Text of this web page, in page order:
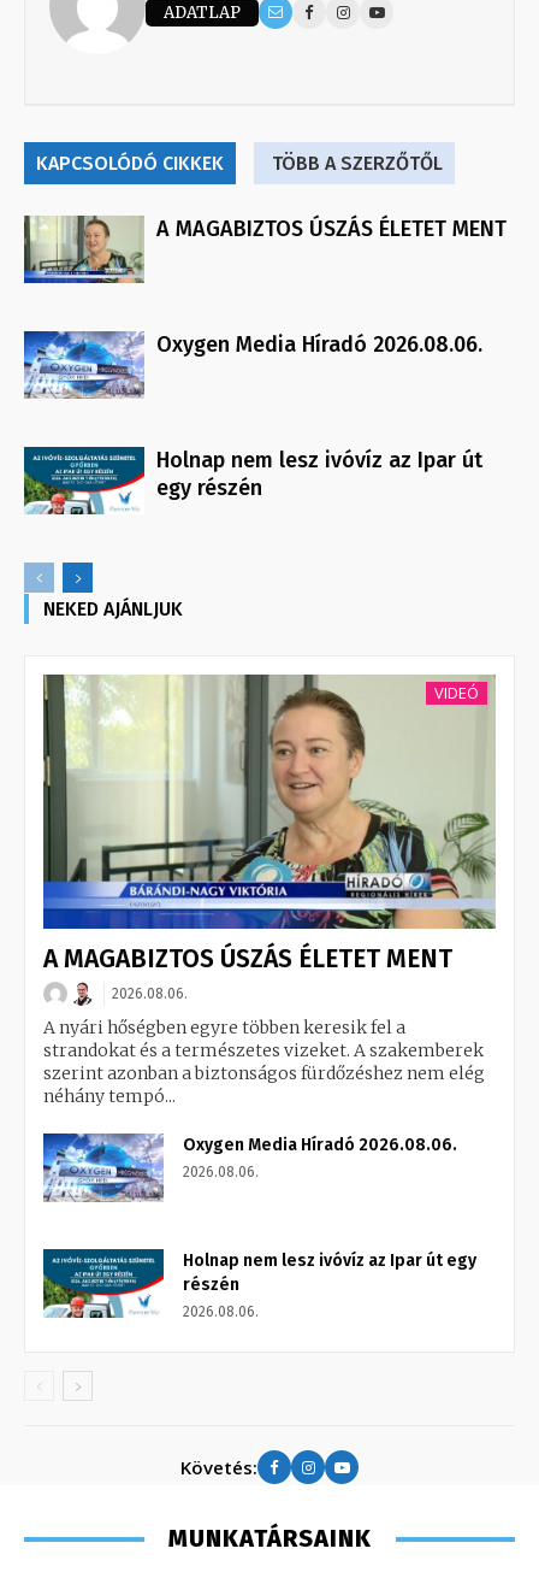
ADATLAP
KAPCSOLÓDÓ CIKKEK TÖBB A SZERZŐTŐL
A MAGABIZTOS ÚSZÁS ÉLETET MENT
Oxygen Media Híradó 2026.08.06.
Holnap nem lesz ivóvíz az Ipar út
egy részén
NEKED AJÁNLJUK
VIDEÓ
A MAGABIZTOS ÚSZÁS ÉLETET MENT
2026.08.06.
A nyári hőségben egyre többen keresik fel a
strandokat és a természetes vizeket. A szakemberek
szerint azonban a biztonságos fürdőzéshez nem elég
néhány tempó...
Oxygen Media Híradó 2026.08.06.
2026.08.06.
Holnap nem lesz ivóvíz az Ipar út egy
részén
2026.08.06.
Követés:
MUNKATÁRSAINK